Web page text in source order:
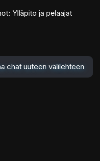
Ylläpito ja pelaajat
chat uuteen välilehteen